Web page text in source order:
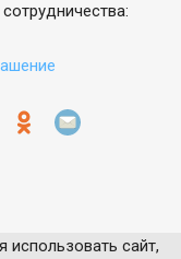
использовать сайт,